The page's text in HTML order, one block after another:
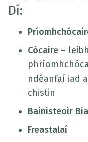
Dí:
Cócaire –
ndéanfaí iad
chistin
Bainisteoir
Freastalaí